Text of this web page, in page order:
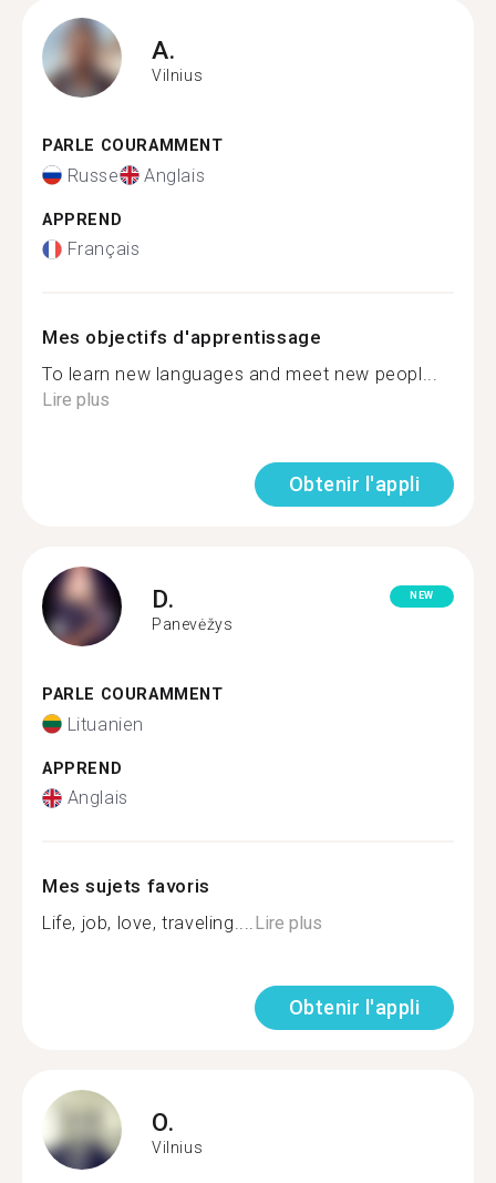
A.
Vilnius
PARLE COURAMMENT
Russe Anglais
APPREND
Français
Mes objectifs d'apprentissage
To learn new languages and meet new peopl...
Lire plus
Obtenir l'appli
D.
Panevėžys
NEW
PARLE COURAMMENT
Lituanien
APPREND
Anglais
Mes sujets favoris
Life, job, love, traveling....Lire plus
Obtenir l'appli
O.
Vilnius